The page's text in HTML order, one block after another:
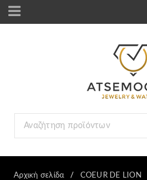
Αρχική σελίδα / COEUR DE LION